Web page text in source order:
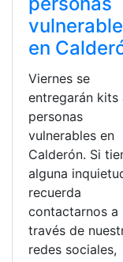
en
Viernes se
entregarán kits
personas
vulnerables en
Calderón. Si
alguna
recuerda
contactarnos a
través de
redes sociales,